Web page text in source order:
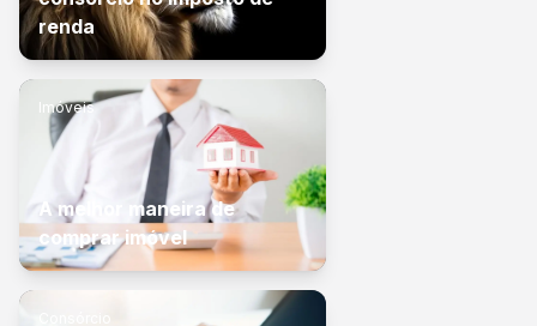
renda
Imóveis
A melhor maneira de
comprar imóvel